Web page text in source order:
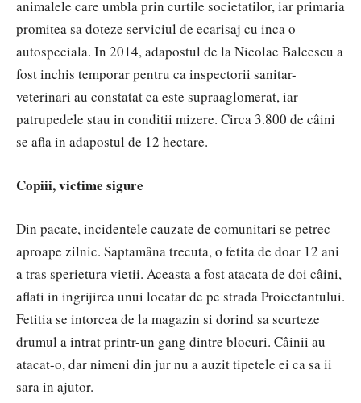
animalele care umbla prin curtile societatilor, iar primaria
promitea sa doteze serviciul de ecarisaj cu inca o
autospeciala. In 2014, adapostul de la Nicolae Balcescu a
fost inchis temporar pentru ca inspectorii sanitar-
veterinari au constatat ca este supraaglomerat, iar
patrupedele stau in conditii mizere. Circa 3.800 de câini
se afla in adapostul de 12 hectare.
Copiii, victime sigure
Din pacate, incidentele cauzate de comunitari se petrec
aproape zilnic. Saptamâna trecuta, o fetita de doar 12 ani
a tras sperietura vietii. Aceasta a fost atacata de doi câini,
aflati in ingrijirea unui locatar de pe strada Proiectantului.
Fetitia se intorcea de la magazin si dorind sa scurteze
drumul a intrat printr-un gang dintre blocuri. Câinii au
atacat-o, dar nimeni din jur nu a auzit tipetele ei ca sa ii
sara in ajutor.